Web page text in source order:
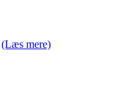
(Læs mere)